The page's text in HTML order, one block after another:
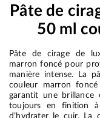
Pâte de
50 ml
Pâte de cirage de
marron foncé pour
manière intense. La
couleur marron
garantit une brillance
toujours en finition
d’hydrater le cuir. La